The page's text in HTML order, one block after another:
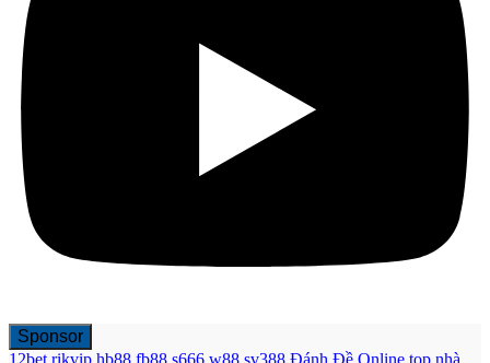
Sponsor
12bet rikvip hb88 fb88 s666 w88 sv388 Đánh Đề Online top nhà